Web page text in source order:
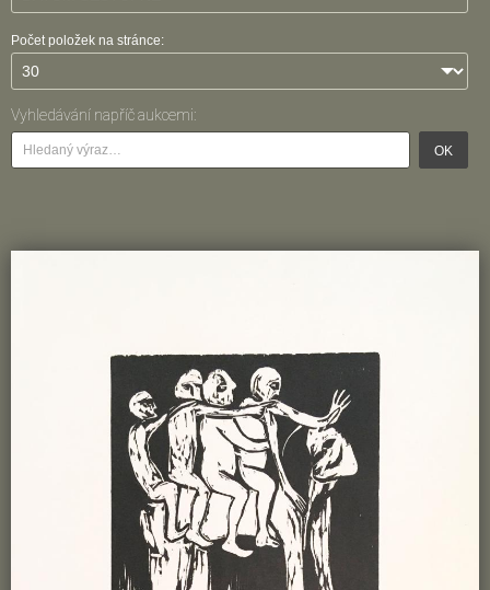
Počet položek na stránce:
Vyhledávání napříč aukcemi:
OK